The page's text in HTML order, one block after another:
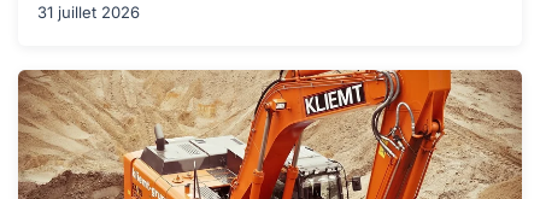
31 juillet 2026